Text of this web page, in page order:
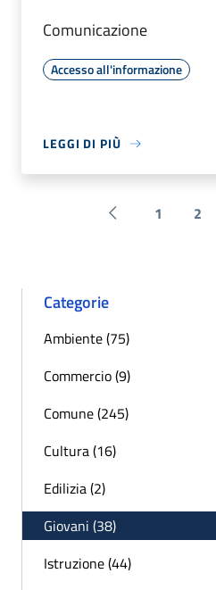
Comunicazione
Accesso all'informazione
LEGGI DI PIÙ
Pagina precedente
1 2
Categorie
Ambiente (75)
Commercio (9)
Comune (245)
Cultura (16)
Edilizia (2)
Giovani (38)
Istruzione (44)